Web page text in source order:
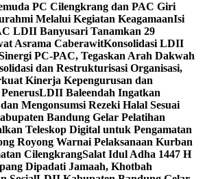
PC Cilengkrang dan PAC Giri
Melalui Kegiatan KeagamaanIsi
LDII Banyusari Tanamkan 29
Asrama CaberawitKonsolidasi LDII
PC-PAC, Tegaskan Arah Dakwah
dan Restrukturisasi Organisasi,
Kinerja Kepengurusan dan
LDII Baleendah Ingatkan
Mengonsumsi Rezeki Halal Sesuai
Bandung Gelar Pelatihan
Teleskop Digital untuk Pengamatan
Royong Warnai Pelaksanaan Kurban
CilengkrangSalat Idul Adha 1447 H
Dipadati Jamaah, Khotbah